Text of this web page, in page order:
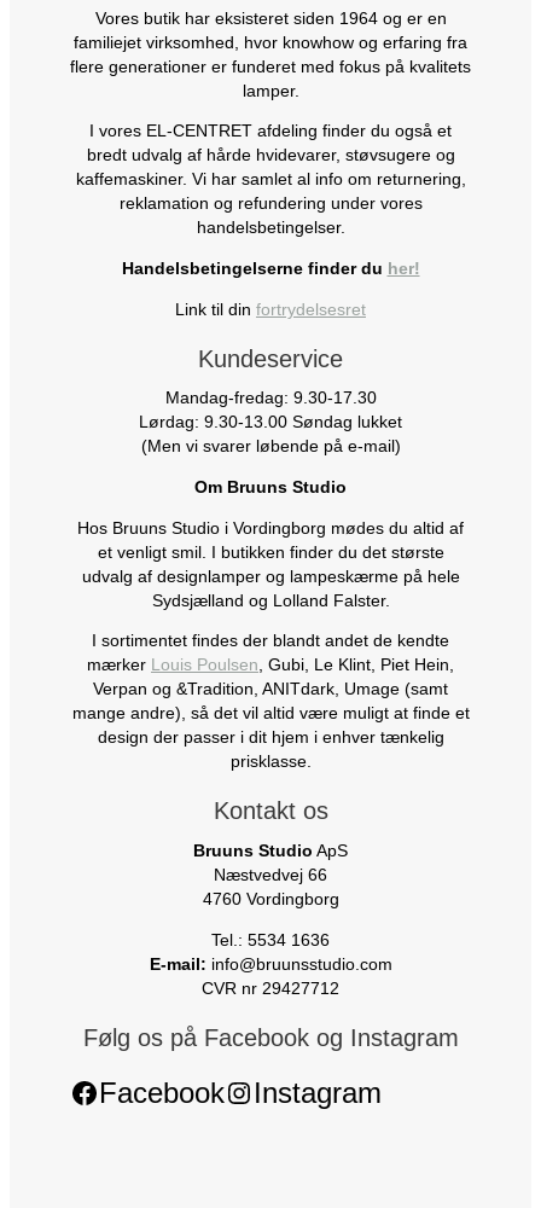
Vores butik har eksisteret siden 1964 og er en
familiejet virksomhed, hvor knowhow og erfaring fra
flere generationer er funderet med fokus på kvalitets
lamper.
I vores EL-CENTRET afdeling finder du også et
bredt udvalg af hårde hvidevarer, støvsugere og
kaffemaskiner. Vi har samlet al info om returnering,
reklamation og refundering under vores
handelsbetingelser.
Handelsbetingelserne finder du her!
Link til din fortrydelsesret
Kundeservice
Mandag-fredag: 9.30-17.30
Lørdag: 9.30-13.00 Søndag lukket
(Men vi svarer løbende på e-mail)
Om Bruuns Studio
Hos Bruuns Studio i Vordingborg mødes du altid af
et venligt smil. I butikken finder du det største
udvalg af designlamper og lampeskærme på hele
Sydsjælland og Lolland Falster.
I sortimentet findes der blandt andet de kendte
mærker Louis Poulsen, Gubi, Le Klint, Piet Hein,
Verpan og &Tradition, ANITdark, Umage (samt
mange andre), så det vil altid være muligt at finde et
design der passer i dit hjem i enhver tænkelig
prisklasse.
Kontakt os
Bruuns Studio ApS
Næstvedvej 66
4760 Vordingborg
Tel.: 5534 1636
E-mail: info@bruunsstudio.com
CVR nr 29427712
Følg os på Facebook og Instagram
Facebook Instagram